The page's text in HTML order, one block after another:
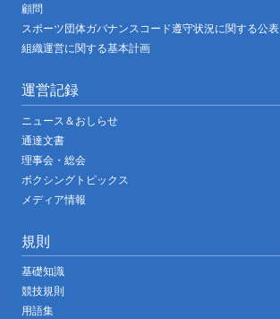
顧問
スポーツ団体ガバナンスコード遵守状況に関する公表
組織運営に関する基本計画
運営記録
ニュース＆おしらせ
通達文書
理事会・総会
ボクシングトピックス
メディア情報
規則
基礎知識
競技規則
用語集